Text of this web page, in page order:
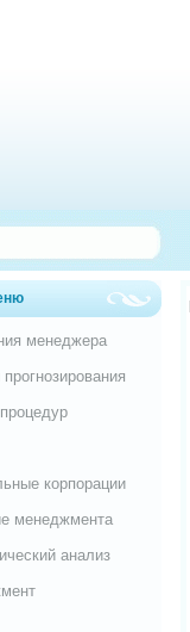
менеджера
корпорации
менеджмента
анализ